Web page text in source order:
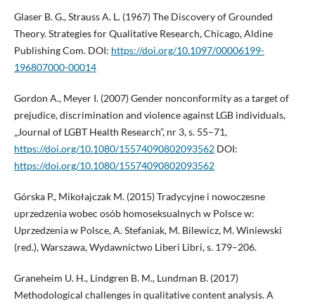
Glaser B. G., Strauss A. L. (1967) The Discovery of Grounded
Theory. Strategies for Qualitative Research, Chicago, Aldine
Publishing Com. DOI: https://doi.org/10.1097/00006199-
196807000-00014
Gordon A., Meyer I. (2007) Gender nonconformity as a target of
prejudice, discrimination and violence against LGB individuals,
„Journal of LGBT Health Research”, nr 3, s. 55–71,
https://doi.org/10.1080/15574090802093562DOI:
https://doi.org/10.1080/15574090802093562
Górska P., Mikołajczak M. (2015) Tradycyjne i nowoczesne
uprzedzenia wobec osób homoseksualnych w Polsce w:
Uprzedzenia w Polsce, A. Stefaniak, M. Bilewicz, M. Winiewski
(red.), Warszawa, Wydawnictwo Liberi Libri, s. 179–206.
Graneheim U. H., Lindgren B. M., Lundman B. (2017)
Methodological challenges in qualitative content analysis. A